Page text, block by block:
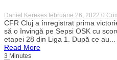
Daniel Kerekes februarie 26, 2022 0
CFR Cluj a înregistrat prima
să o învingă pe Sepsi OSK cu
etapei 28 din Liga 1. După ce au...
Read More
3 Minutes